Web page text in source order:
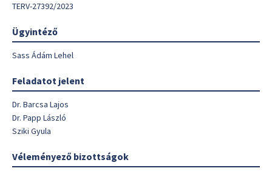
TERV-27392/2023
Ügyintéző
Sass Ádám Lehel
Feladatot jelent
Dr. Barcsa Lajos
Dr. Papp László
Sziki Gyula
Véleményező bizottságok